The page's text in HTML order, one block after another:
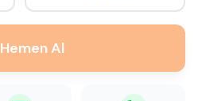
Hemen Al